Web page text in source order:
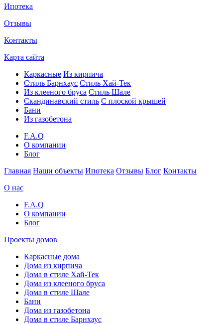
Ипотека
Отзывы
Контакты
Карта сайта
Каркасные Из кирпича
Cтиль Барнхаус Стиль Хай-Тек
Из клееного бруса Стиль Шале
Скандинавский стиль С плоской крышей
Бани
Из газобетона
F.A.Q
О компании
Блог
Главная Наши объекты Ипотека Отзывы Блог Контакты
О нас
F.A.Q
О компании
Блог
Проекты домов
Каркасные дома
Дома из кирпича
Дома в стиле Хай-Тек
Дома из клееного бруса
Дома в стиле Шале
Бани
Дома из газобетона
Дома в стиле Барнхаус